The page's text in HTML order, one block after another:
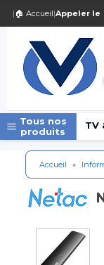
| 🏠 Accueil|Appeler le
Tous nos
produits
TV
Accueil »